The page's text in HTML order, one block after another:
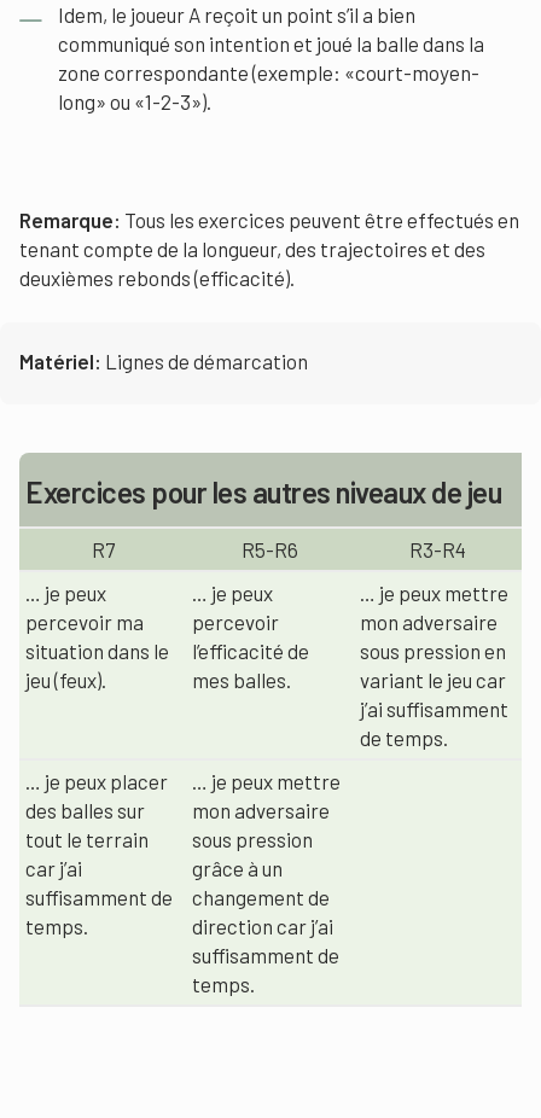
Idem, le joueur A reçoit un point s’il a bien
communiqué son intention et joué la balle dans la
zone correspondante (exemple: «court-moyen-
long» ou «1-2-3»).
Remarque: Tous les exercices peuvent être effectués en
tenant compte de la longueur, des trajectoires et des
deuxièmes rebonds (efficacité).
Matériel: Lignes de démarcation
Exercices pour les autres niveaux de jeu
R7 R5-R6
R3-R4
je peux
percevoir ma
situation dans le
jeu (feux)
… je peux
percevoir
l’efficacité de
mes balles.
je peux mettre
mon adversaire
sous pression en
variant le jeu car
j’ai suffisamment
de temps
je peux placer
des balles sur
tout le terrain
car j’ai
suffisamment de
temps
je peux mettre
mon adversaire
sous pression
grâce à un
changement de
direction car j’ai
suffisamment de
temps